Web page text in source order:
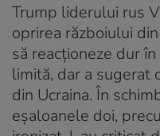
Trump liderului rus
oprirea războiului
să reacționeze dur
limită, dar a sugerat
din Ucraina. În
eșaloanele doi,